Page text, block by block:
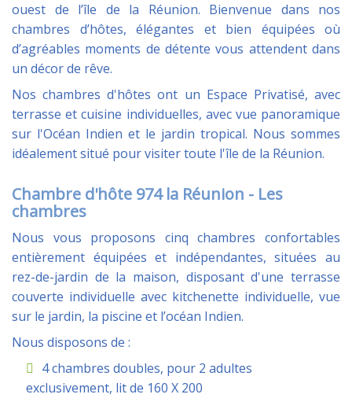
ouest de l’île de la Réunion. Bienvenue dans nos
chambres d’hôtes, élégantes et bien équipées où
d’agréables moments de détente vous attendent dans
un décor de rêve.
Nos chambres d'hôtes ont un Espace Privatisé, avec
terrasse et cuisine individuelles, avec vue panoramique
sur l'Océan Indien et le jardin tropical. Nous sommes
idéalement situé pour visiter toute l'île de la Réunion.
Chambre d'hôte 974 la Réunion - Les
chambres
Nous vous proposons cinq chambres confortables
entièrement équipées et indépendantes, situées au
rez-de-jardin de la maison, disposant d'une terrasse
couverte individuelle avec kitchenette individuelle, vue
sur le jardin, la piscine et l’océan Indien.
Nous disposons de :
4 chambres doubles, pour 2 adultes
exclusivement, lit de 160 X 200